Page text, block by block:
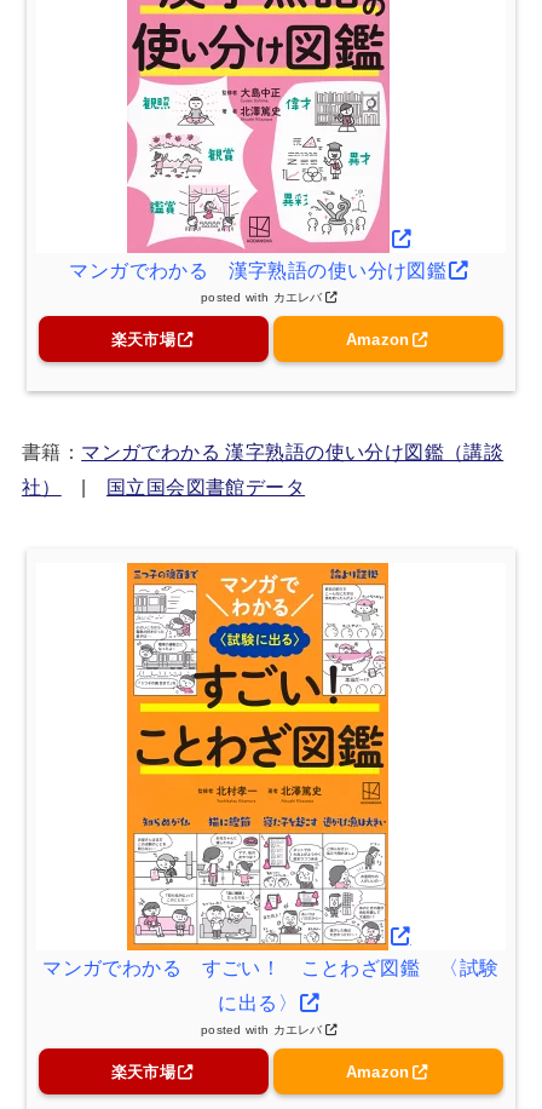
マンガでわかる 漢字熟語の使い分け図鑑
posted with カエレバ
楽天市場 Amazon
書籍： マンガでわかる 漢字熟語の使い分け図鑑（講談
社）
| 国立国会図書館データ
マンガでわかる すごい！ ことわざ図鑑 〈試験
に出る〉
posted with カエレバ
楽天市場 Amazon